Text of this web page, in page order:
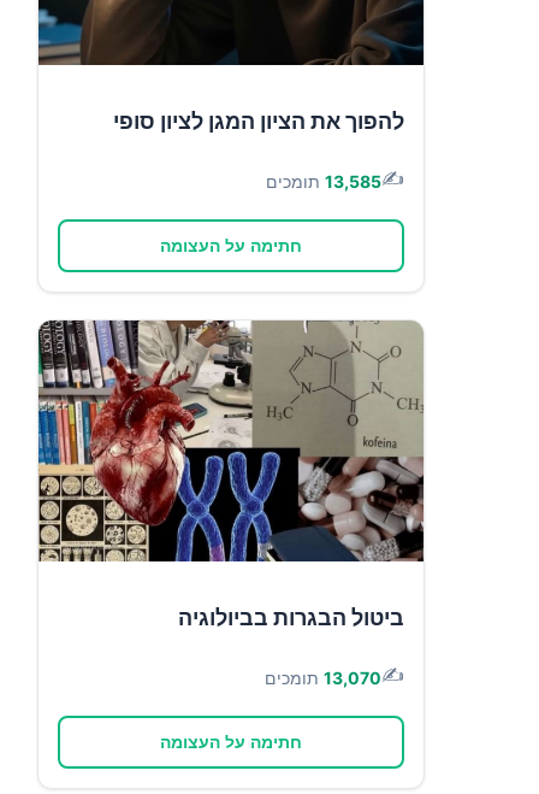
להפוך את הציון המגן לציון סופי
✍️
13,585 תומכים
חתימה על העצומה
ביטול הבגרות בביולוגיה
✍️
13,070 תומכים
חתימה על העצומה